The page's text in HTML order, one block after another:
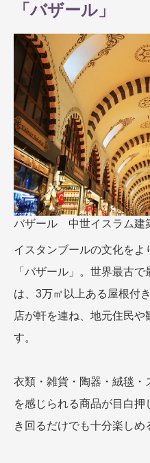
「バザール」
バザール 中世イスラム建
イスタンブールの文化をよ
「バザール」。世界最古
は、3万㎡以上ある屋根付
店が軒を連ね、地元住民や
す。
衣類・雑貨・陶器・絨毯
を感じられる商品が目白
き回るだけでも十分楽しめ